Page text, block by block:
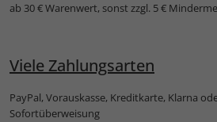
ab 30 € Warenwert, sonst zzgl. 5 €
Viele Zahlungsarten
PayPal, Vorauskasse, Kreditkarte, Klarna
Sofortüberweisung